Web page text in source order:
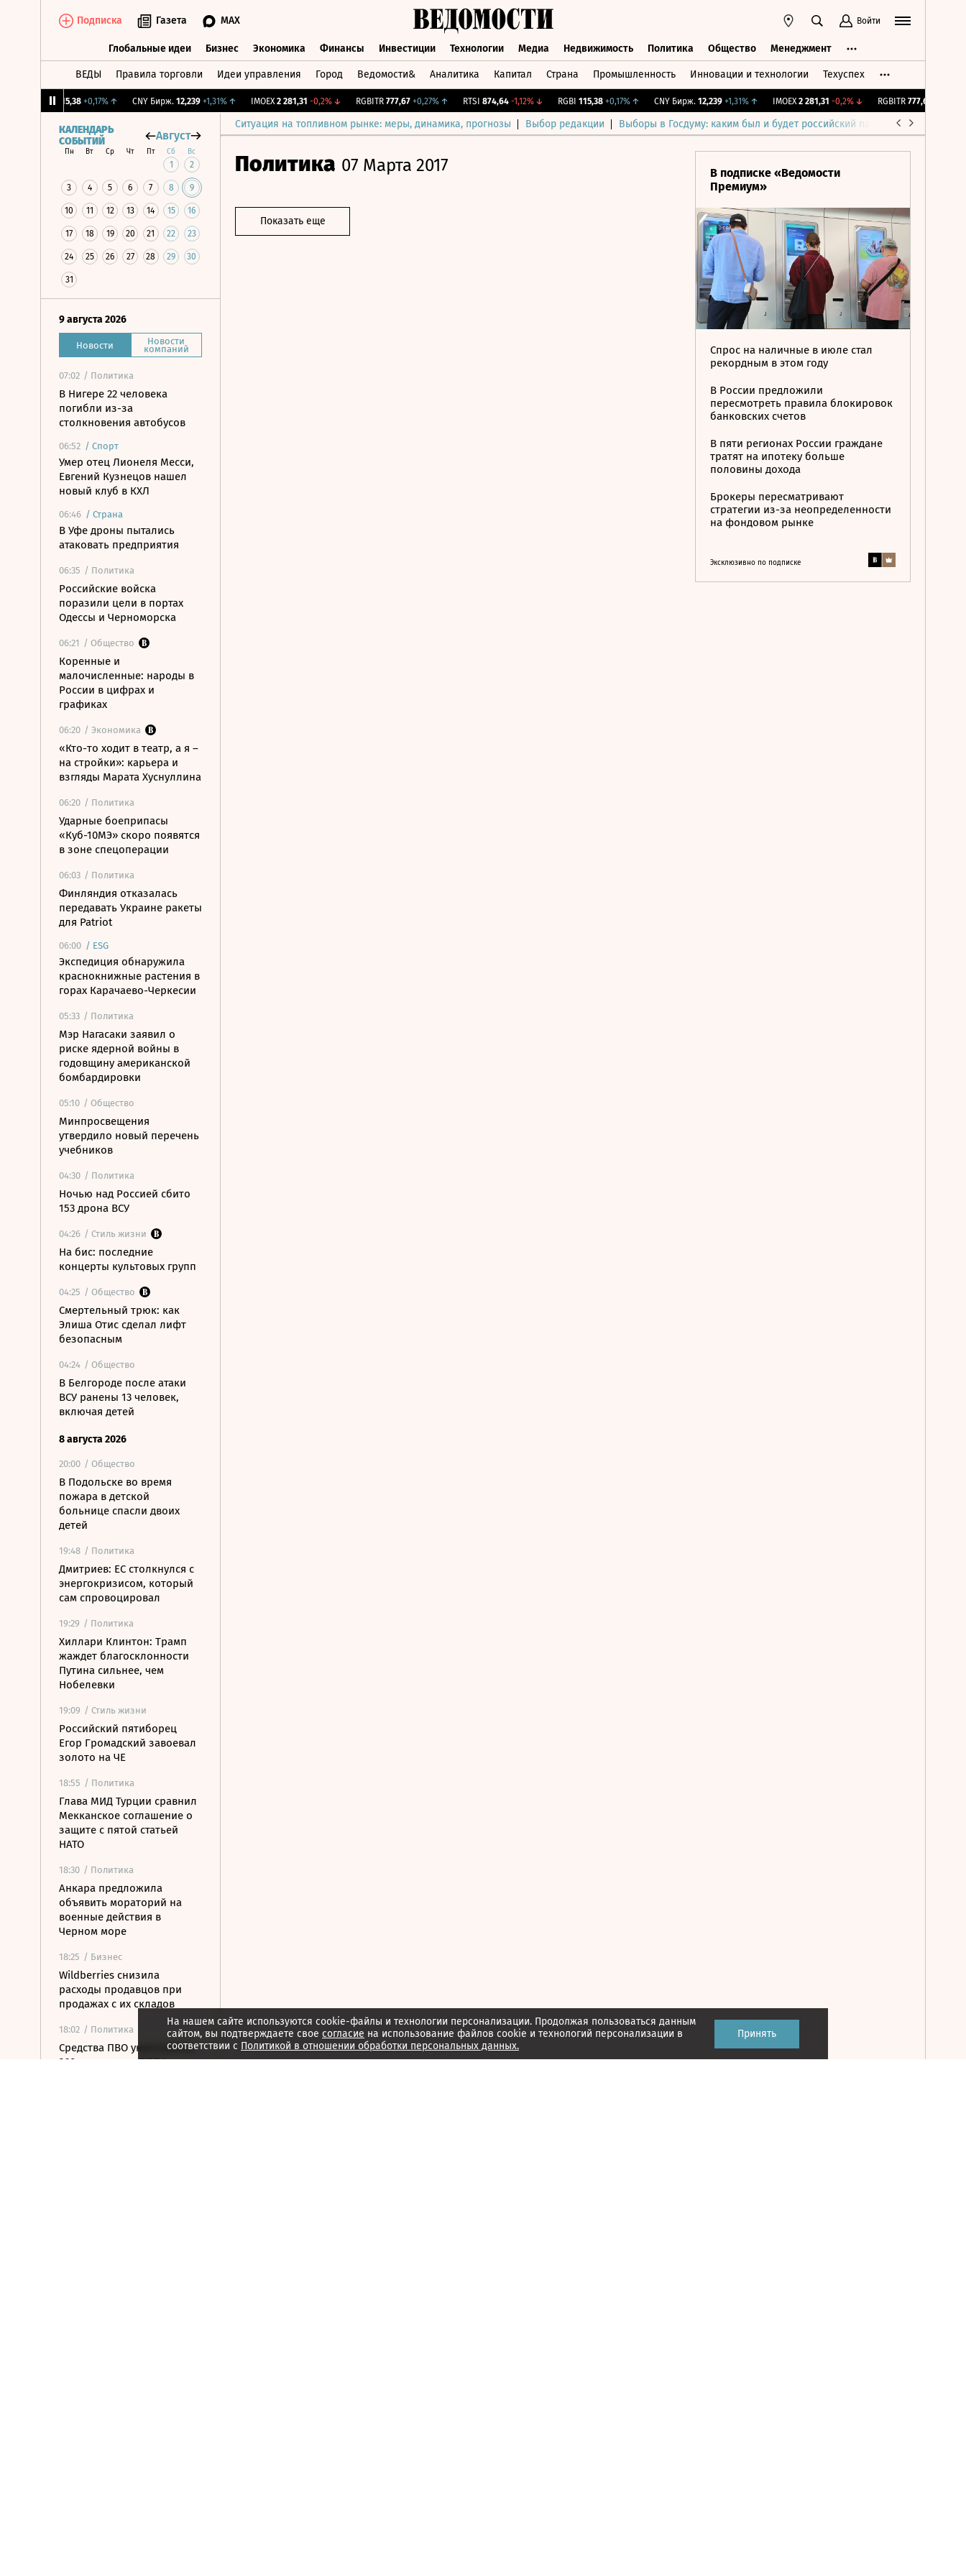
Подписка Газета MAX Войти
Глобальные идеи Бизнес Экономика Финансы Инвестиции Технологии Медиа Недвижимость Политика Общество Менеджмент
ВЕДЫ Правила торговли Идеи управления Город Ведомости& Аналитика Капитал Страна Промышленность Инновации и технологии Техуспех
115,38 +0,17%↑ CNY Бирж. 12,239 +1,31%↑ IMOEX 2 281,31 -0,2%↓ RGBITR 777,67 +0,27%↑ RTSI 874,64 -1,12%↓ RGBI 115,38 +0,17%↑ CNY Бирж. 12,239 +1,31%↑ IMOEX 2 281,31 -0,2%↓ RGBITR 777,67 +0,27%
Ситуация на топливном рынке: меры, динамика, прогнозы Выбор редакции Выборы в Госдуму: каким был и будет российский парламент
КАЛЕНДАРЬ
СОБЫТИЙ
Август
Пн Вт Ср Чт Пт Сб Вс
1 2
3 4 5 6 7 8 9
10 11 12 13 14 15 16
17 18 19 20 21 22 23
24 25 26 27 28 29 30
31
9 августа 2026
Новости Новости
компаний
07:02 / Политика
В Нигере 22 человека
погибли из-за
столкновения автобусов
06:52 / Спорт
Умер отец Лионеля Месси,
Евгений Кузнецов нашел
новый клуб в КХЛ
06:46 / Страна
В Уфе дроны пытались
атаковать предприятия
06:35 / Политика
Российские войска
поразили цели в портах
Одессы и Черноморска
06:21 / Общество
Коренные и
малочисленные: народы в
России в цифрах и
графиках
06:20 / Экономика
«Кто-то ходит в театр, а я –
на стройки»: карьера и
взгляды Марата Хуснуллина
06:20 / Политика
Ударные боеприпасы
«Куб-10МЭ» скоро появятся
в зоне спецоперации
06:03 / Политика
Финляндия отказалась
передавать Украине ракеты
для Patriot
06:00 / ESG
Экспедиция обнаружила
краснокнижные растения в
горах Карачаево-Черкесии
05:33 / Политика
Мэр Нагасаки заявил о
риске ядерной войны в
годовщину американской
бомбардировки
05:10 / Общество
Минпросвещения
утвердило новый перечень
учебников
04:30 / Политика
Ночью над Россией сбито
153 дрона ВСУ
04:26 / Стиль жизни
На бис: последние
концерты культовых групп
04:25 / Общество
Смертельный трюк: как
Элиша Отис сделал лифт
безопасным
04:24 / Общество
В Белгороде после атаки
ВСУ ранены 13 человек,
включая детей
8 августа 2026
20:00 / Общество
В Подольске во время
пожара в детской
больнице спасли двоих
детей
19:48 / Политика
Дмитриев: ЕС столкнулся с
энергокризисом, который
сам спровоцировал
19:29 / Политика
Хиллари Клинтон: Трамп
жаждет благосклонности
Путина сильнее, чем
Нобелевки
19:09 / Стиль жизни
Российский пятиборец
Егор Громадский завоевал
золото на ЧЕ
18:55 / Политика
Глава МИД Турции сравнил
Мекканское соглашение о
защите с пятой статьей
НАТО
18:30 / Политика
Анкара предложила
объявить мораторий на
военные действия в
Черном море
18:25 / Бизнес
Wildberries снизила
расходы продавцов при
продажах с их складов
18:02 / Политика
Средства ПВО уничтожили
360 украинских БПЛА за
Политика 07 Марта 2017
Показать еще
В подписке «Ведомости
Премиум»
Спрос на наличные в июле стал
рекордным в этом году
В России предложили
пересмотреть правила блокировок
банковских счетов
В пяти регионах России граждане
тратят на ипотеку больше
половины дохода
Брокеры пересматривают
стратегии из-за неопределенности
на фондовом рынке
Эксклюзивно по подписке
На нашем сайте используются cookie-файлы и технологии персонализации. Продолжая пользоваться данным
сайтом, вы подтверждаете свое согласие на использование файлов cookie и технологий персонализации в
соответствии с Политикой в отношении обработки персональных данных.
Принять